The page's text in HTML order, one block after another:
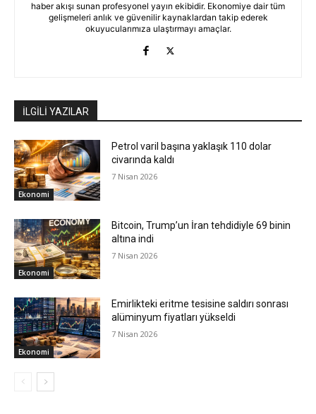
haber akışı sunan profesyonel yayın ekibidir. Ekonomiye dair tüm
gelişmeleri anlık ve güvenilir kaynaklardan takip ederek
okuyucularımıza ulaştırmayı amaçlar.
İLGİLİ YAZILAR
Ekonomi
Petrol varil başına yaklaşık 110 dolar
civarında kaldı
7 Nisan 2026
Ekonomi
Bitcoin, Trump’un İran tehdidiyle 69 binin
altına indi
7 Nisan 2026
Ekonomi
Emirlikteki eritme tesisine saldırı sonrası
alüminyum fiyatları yükseldi
7 Nisan 2026